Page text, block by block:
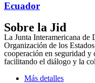
Ecuador
Sobre la Jid
La Junta Interamericana de
Organización de los
cooperación en seguridad y
facilitando el diálogo y la
Más detalles